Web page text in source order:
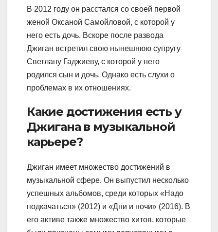
В 2012 году он расстался со своей первой
женой Оксаной Самойловой, с которой у
него есть дочь. Вскоре после развода
Джиган встретил свою нынешнюю супругу
Светлану Гаджиеву, с которой у него
родился сын и дочь. Однако есть слухи о
проблемах в их отношениях.
Какие достижения есть у
Джигана в музыкальной
карьере?
Джиган имеет множество достижений в
музыкальной сфере. Он выпустил несколько
успешных альбомов, среди которых «Надо
подкачаться» (2012) и «Дни и ночи» (2016). В
его активе также множество хитов, которые